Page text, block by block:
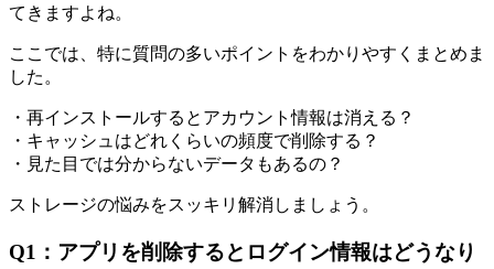
てきますよね。
ここでは、特に質問の多いポイントをわかりやすくまとめま
した。
・再インストールするとアカウント情報は消える？
・キャッシュはどれくらいの頻度で削除する？
・見た目では分からないデータもあるの？
ストレージの悩みをスッキリ解消しましょう。
Q1：アプリを削除するとログイン情報はどうなり